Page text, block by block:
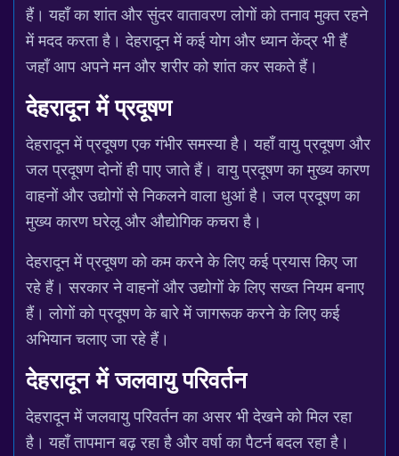
हैं। यहाँ का शांत और सुंदर वातावरण लोगों को तनाव मुक्त रहने
में मदद करता है। देहरादून में कई योग और ध्यान केंद्र भी हैं
जहाँ आप अपने मन और शरीर को शांत कर सकते हैं।
देहरादून में प्रदूषण
देहरादून में प्रदूषण एक गंभीर समस्या है। यहाँ वायु प्रदूषण और
जल प्रदूषण दोनों ही पाए जाते हैं। वायु प्रदूषण का मुख्य कारण
वाहनों और उद्योगों से निकलने वाला धुआं है। जल प्रदूषण का
मुख्य कारण घरेलू और औद्योगिक कचरा है।
देहरादून में प्रदूषण को कम करने के लिए कई प्रयास किए जा
रहे हैं। सरकार ने वाहनों और उद्योगों के लिए सख्त नियम बनाए
हैं। लोगों को प्रदूषण के बारे में जागरूक करने के लिए कई
अभियान चलाए जा रहे हैं।
देहरादून में जलवायु परिवर्तन
देहरादून में जलवायु परिवर्तन का असर भी देखने को मिल रहा
है। यहाँ तापमान बढ़ रहा है और वर्षा का पैटर्न बदल रहा है।